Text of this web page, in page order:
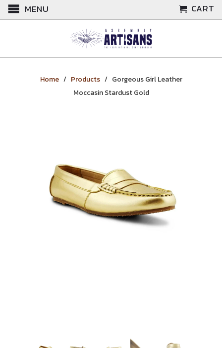
MENU CART
Home/ Products / Gorgeous Girl Leather
Moccasin Stardust Gold